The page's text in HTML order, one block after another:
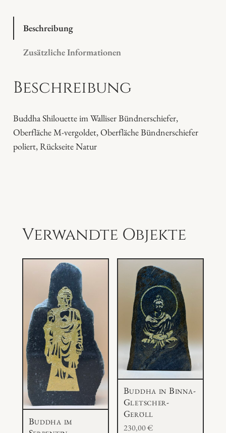
i
ü
r
Beschreibung
Zusätzliche Informationen
Beschreibung
Buddha Shilouette im Walliser Bündnerschiefer,
Oberfläche M-vergoldet, Oberfläche Bündnerschiefer
poliert, Rückseite Natur
Verwandte Objekte
Buddha im
Buddha in Binna-
Gletscher-
Geröll
230,00€